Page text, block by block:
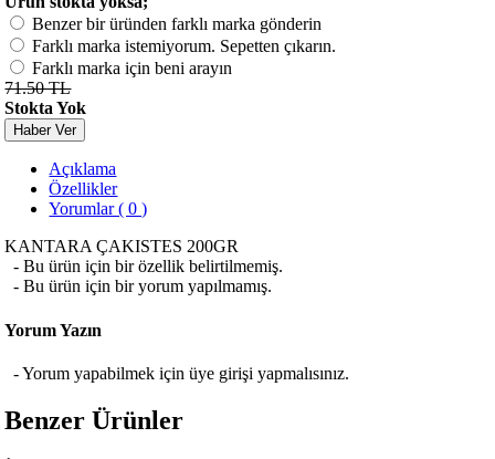
Benzer bir üründen farklı marka gönderin
Farklı marka istemiyorum. Sepetten çıkarın.
Farklı marka için beni arayın
71.50 TL
Stokta Yok
Haber Ver
Açıklama
Özellikler
Yorumlar ( 0 )
KANTARA ÇAKISTES 200GR
- Bu ürün için bir özellik belirtilmemiş.
- Bu ürün için bir yorum yapılmamış.
Yorum Yazın
- Yorum yapabilmek için üye girişi yapmalısınız.
Benzer Ürünler